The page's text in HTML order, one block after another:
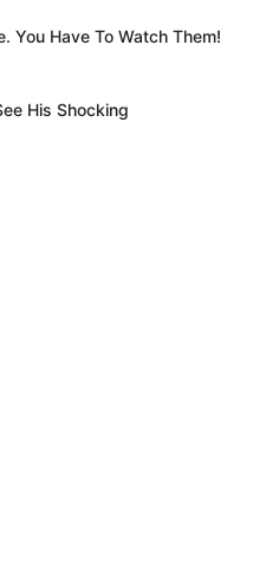
de Alerta.
You Have To Watch Them!
His Shocking